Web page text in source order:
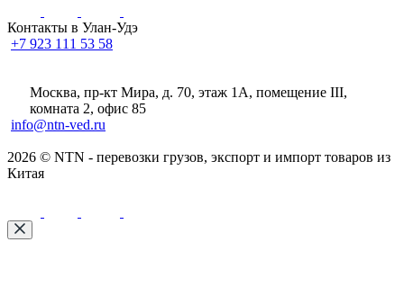
Контакты в Улан-Удэ
+7 923 111 53 58
Москва, пр-кт Мира, д. 70, этаж 1А, помещение III,
комната 2, офис 85
info@ntn-ved.ru
2026 © NTN - перевозки грузов, экспорт и импорт товаров из
Китая